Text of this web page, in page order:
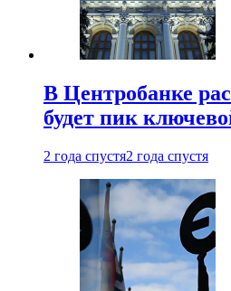
В Центробанке
будет пик
2 года спустя2 года спустя